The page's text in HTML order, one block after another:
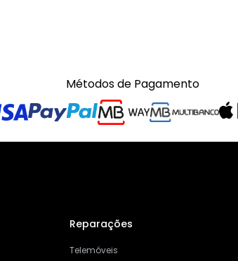
Métodos de Pagamento
Reparações
Telemóveis